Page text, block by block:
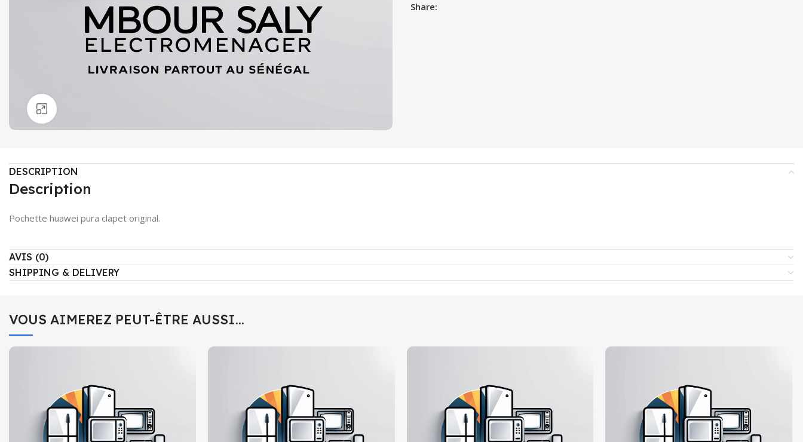
Share:
DESCRIPTION
Description
Pochette huawei pura clapet original.
AVIS (0)
SHIPPING & DELIVERY
VOUS AIMEREZ PEUT-ÊTRE AUSSI…